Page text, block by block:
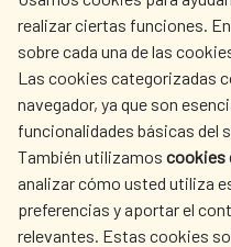
En la actualidad, se
siguientesAlianzas
Alianza para el
España y Egipto
Alianza para el
Egipto 2025-2030
Sustainable
Spain - Egypt
realizar ciertas funciones.
sobre cada una de las
Las cookies categorizadas
navegador, ya que son
funcionalidades básicas del
También utilizamos cookies
analizar cómo usted utiliza
preferencias y aportar el
relevantes. Estas cookies
AECID
L'ACTION HUMANITAIRE
ESPAGNOLE
CULTURE ET SCIENCE